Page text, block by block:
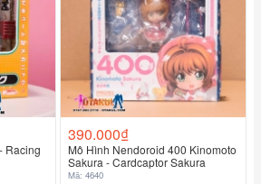
Racing
390.000₫
Mô Hình Nendoroid 400 Kinomoto
Sakura - Cardcaptor Sakura
Mã: 4640